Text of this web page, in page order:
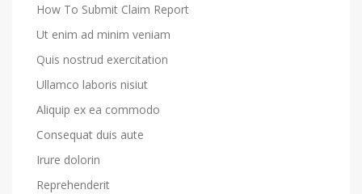
How To Submit Claim Report
Ut enim ad minim veniam
Quis nostrud exercitation
Ullamco laboris nisiut
Aliquip ex ea commodo
Consequat duis aute
Irure dolorin
Reprehenderit